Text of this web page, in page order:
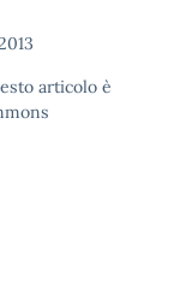
articolo è